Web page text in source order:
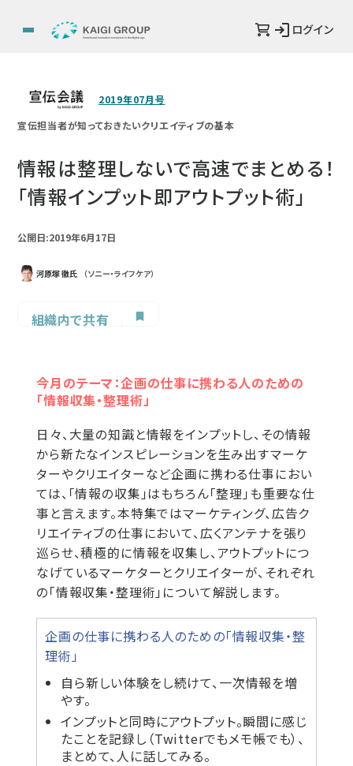
ログイン
2019年07月号
宣伝担当者が知っておきたいクリエイティブの基本
情報は整理しないで高速でまとめる！
「情報インプット即アウトプット術」
公開日:2019年6月17日
河原塚 徹氏 （ソニー・ライフケア）
組織内で共有
今月のテーマ：企画の仕事に携わる人のための
「情報収集・整理術」
日々、大量の知識と情報をインプットし、その情報
から新たなインスピレーションを生み出すマーケ
ターやクリエイターなど企画に携わる仕事におい
ては、「情報の収集」はもちろん「整理」も重要な仕
事と言えます。本特集ではマーケティング、広告ク
リエイティブの仕事において、広くアンテナを張り
巡らせ、積極的に情報を収集し、アウトプットにつ
なげているマーケターとクリエイターが、それぞれ
の「情報収集・整理術」について解説します。
企画の仕事に携わる人のための「情報収集・整
理術」
自ら新しい体験をし続けて、一次情報を増
やす。
インプットと同時にアウトプット。瞬間に感じ
たことを記録し（Twitterでもメモ帳でも）、
まとめて、人に話してみる。